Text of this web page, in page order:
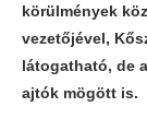
körülmények
vezetőjével,
látogatható, de
ajtók mögött is.